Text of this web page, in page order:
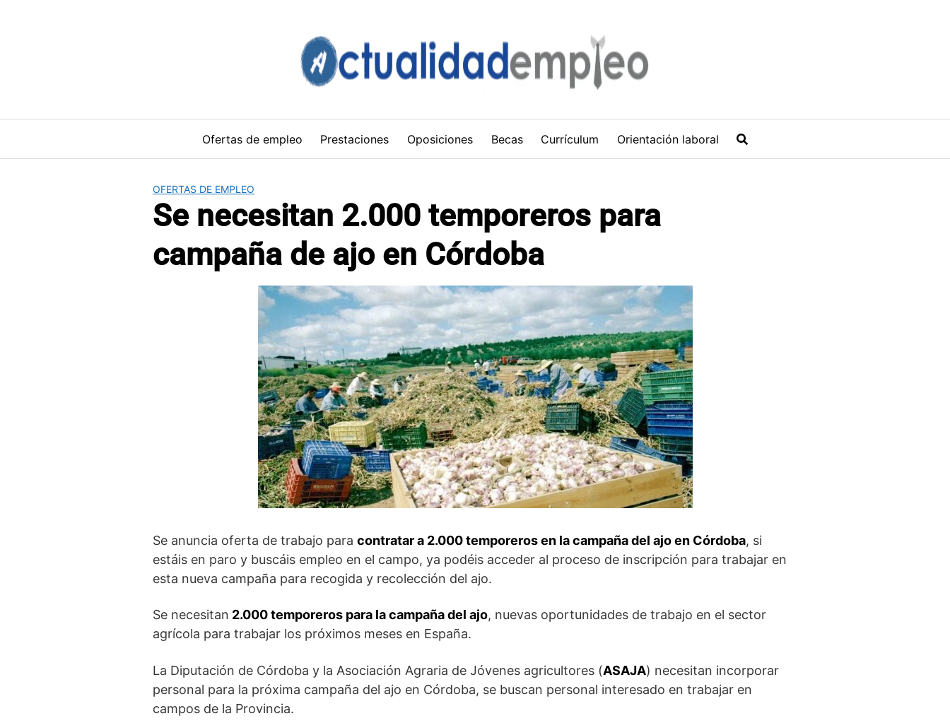
Ofertas de empleo Prestaciones Oposiciones Becas Currículum Orientación laboral
OFERTAS DE EMPLEO
Se necesitan 2.000 temporeros para
campaña de ajo en Córdoba
Se anuncia oferta de trabajo para contratar a 2.000 temporeros en la campaña del ajo en Córdoba, si
estáis en paro y buscáis empleo en el campo, ya podéis acceder al proceso de inscripción para trabajar en
esta nueva campaña para recogida y recolección del ajo.
Se necesitan 2.000 temporeros para la campaña del ajo, nuevas oportunidades de trabajo en el sector
agrícola para trabajar los próximos meses en España.
La Diputación de Córdoba y la Asociación Agraria de Jóvenes agricultores (ASAJA) necesitan incorporar
personal para la próxima campaña del ajo en Córdoba, se buscan personal interesado en trabajar en
campos de la Provincia.